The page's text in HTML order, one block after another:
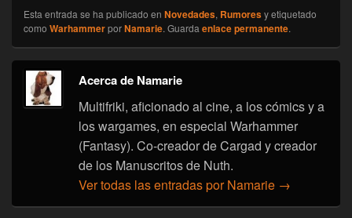
Esta entrada se ha publicado en Novedades, Rumoresy etiquetado
como WarhammerporNamarie. Guarda enlace permanente.
Acerca de Namarie
Multifriki, aficionado al cine, a los cómics y a
los wargames, en especial Warhammer
(Fantasy). Co-creador de Cargad y creador
de los Manuscritos de Nuth.
Ver todas las entradas por Namarie →